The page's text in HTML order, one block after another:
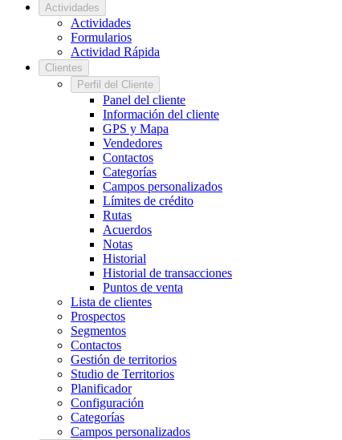
Actividades
Actividades
Formularios
Actividad Rápida
Clientes
Perfil del Cliente
Panel del cliente
Información del cliente
GPS y Mapa
Vendedores
Contactos
Categorías
Campos personalizados
Límites de crédito
Rutas
Acuerdos
Notas
Historial
Historial de transacciones
Puntos de venta
Lista de clientes
Prospectos
Segmentos
Contactos
Gestión de territorios
Studio de Territorios
Planificador
Configuración
Categorías
Campos personalizados